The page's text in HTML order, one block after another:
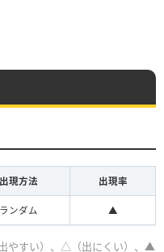
出現方法 出現率
ランダム ▲
やすい）、△（出にくい）、▲